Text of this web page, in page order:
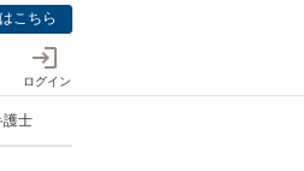
こちら
ログイン
護士